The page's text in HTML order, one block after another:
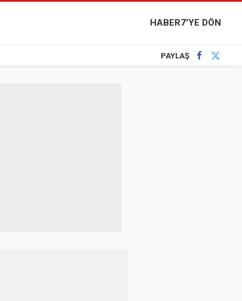
HABER7'YE DÖN
PAYLAŞ